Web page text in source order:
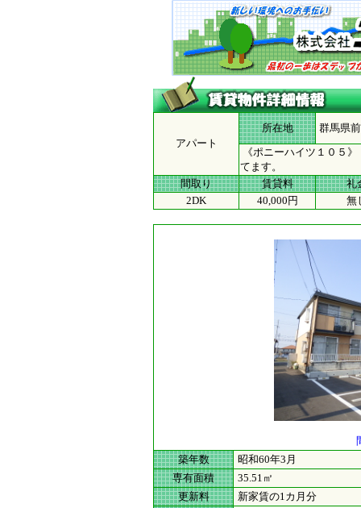
アパート
所在地
群馬県
《ポニーハイツ１０５
てます。
間取り
賃貸料
礼
2DK
40,000円 無
築年数
昭和60年3月
専有面積
35.51㎡
更新料
新家賃の1カ月分